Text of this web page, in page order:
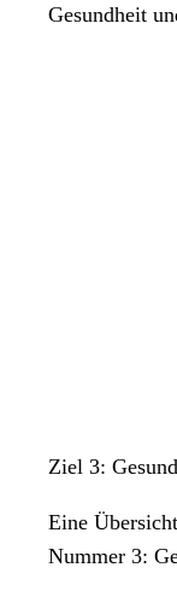
Gesundheit
Ziel 3:
Eine
Nummer 3: